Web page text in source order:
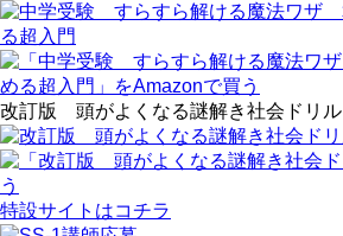
改訂版 頭がよくなる謎解き社会ドリル
特設サイトはコチラ